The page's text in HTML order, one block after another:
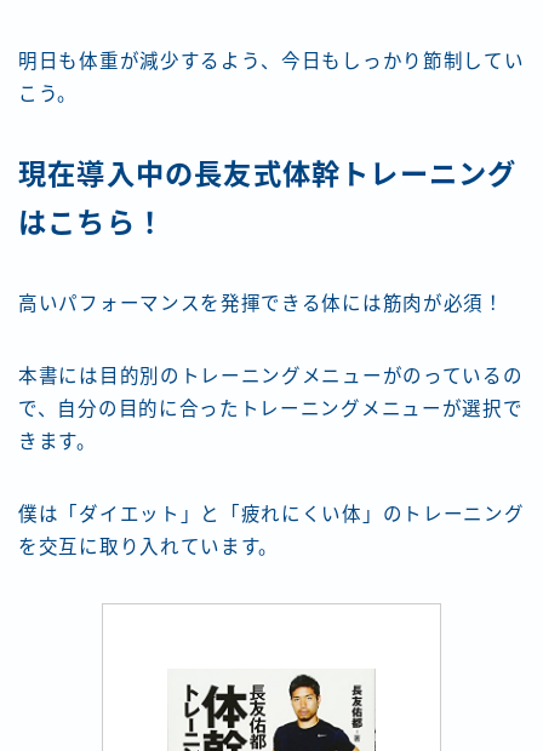
明日も体重が減少するよう、今日もしっかり節制してい
こう。
現在導入中の長友式体幹トレーニング
はこちら！
高いパフォーマンスを発揮できる体には筋肉が必須！
本書には目的別のトレーニングメニューがのっているの
で、自分の目的に合ったトレーニングメニューが選択で
きます。
僕は「ダイエット」と「疲れにくい体」のトレーニング
を交互に取り入れています。